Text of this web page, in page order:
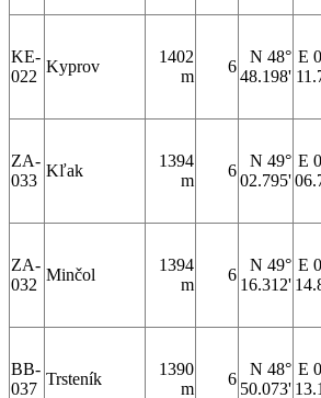
KE-
022
Kyprov
1402
m
6
N 48°
48.198'
E
ZA-
033
Kľak
1394
m
6
N 49°
02.795'
E
ZA-
032
Minčol
1394
m
6
N 49°
16.312'
E
BB-
037
Trsteník
1390
m
6
N 48°
50.073'
E